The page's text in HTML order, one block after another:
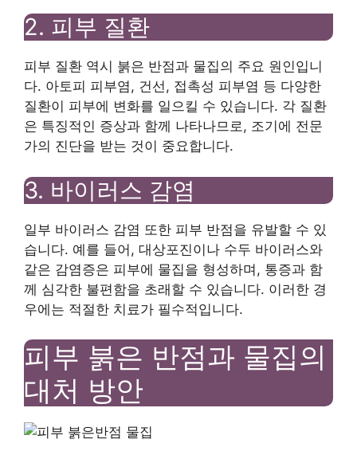
2. 피부 질환
피부 질환 역시 붉은 반점과 물집의 주요 원인입니
다. 아토피 피부염, 건선, 접촉성 피부염 등 다양한
질환이 피부에 변화를 일으킬 수 있습니다. 각 질환
은 특징적인 증상과 함께 나타나므로, 조기에 전문
가의 진단을 받는 것이 중요합니다.
3. 바이러스 감염
일부 바이러스 감염 또한 피부 반점을 유발할 수 있
습니다. 예를 들어, 대상포진이나 수두 바이러스와
같은 감염증은 피부에 물집을 형성하며, 통증과 함
께 심각한 불편함을 초래할 수 있습니다. 이러한 경
우에는 적절한 치료가 필수적입니다.
피부 붉은 반점과 물집의
대처 방안